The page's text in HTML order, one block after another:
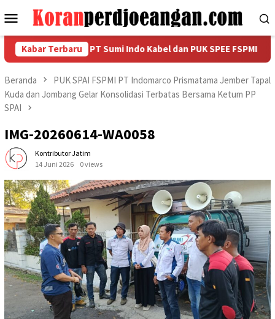
ke
Menu
Mobile
Kabar Terbaru
RI ke-81, PT Sumi Indo Kabel dan PUK SPEE FSPMI Gelar SIK
Beranda
PUK SPAI FSPMI PT Indomarco Prismatama Jember Tapal
Kuda dan Jombang Gelar Konsolidasi Terbatas Bersama Ketum PP
SPAI
IMG-20260614-WA0058
Kontributor Jatim
14 Juni 2026
0 views